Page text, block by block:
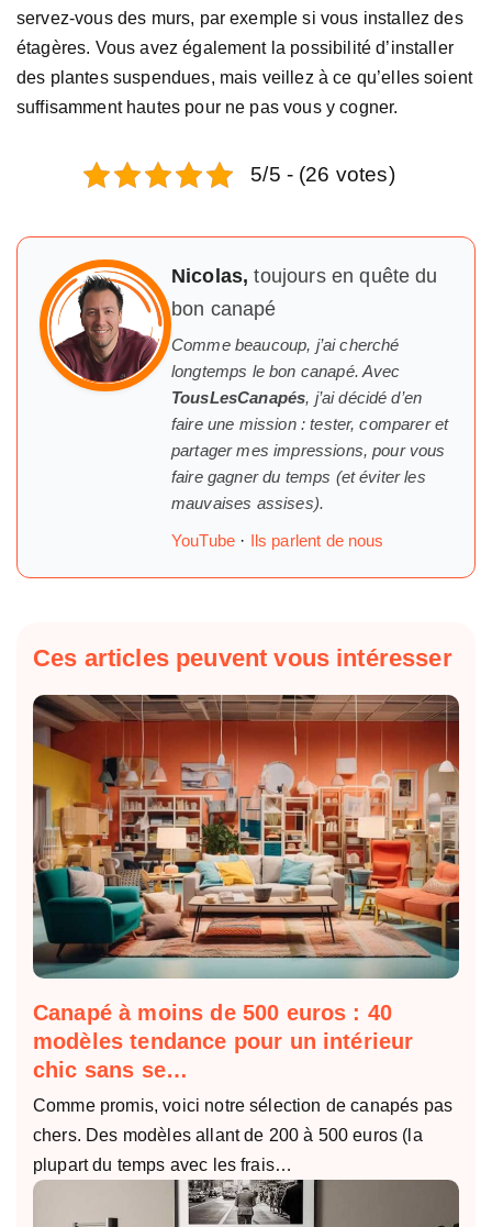
servez-vous des murs, par exemple si vous installez des
étagères. Vous avez également la possibilité d’installer
des plantes suspendues, mais veillez à ce qu’elles soient
suffisamment hautes pour ne pas vous y cogner.
5/5 - (26 votes)
Nicolas,toujours en quête du
bon canapé
Comme beaucoup, j’ai cherché
longtemps lebon canapé. Avec
TousLesCanapés, j’ai décidé d’en
faire une mission : tester, comparer et
partager mes impressions, pour vous
faire gagner du temps (et éviter les
mauvaises assises).
YouTube · Ils parlent de nous
Ces articles peuvent vous intéresser
Canapé à moins de 500 euros : 40
modèles tendance pour un intérieur
chic sans se…
Comme promis, voici notre sélection de canapés pas
chers. Des modèles allant de 200 à 500 euros (la
plupart du temps avec les frais…